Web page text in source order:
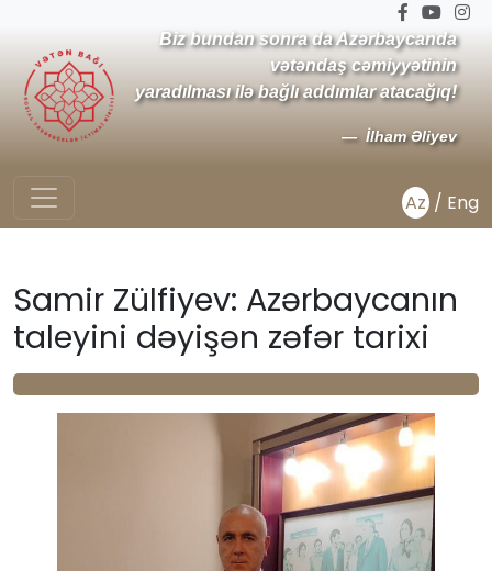
Biz bundan sonra da Azərbaycanda
vətəndaş cəmiyyətinin
yaradılması ilə bağlı addımlar atacağıq!
İlham Əliyev
Az / Eng
Samir Zülfiyev: Azərbaycanın
taleyini dəyişən zəfər tarixi